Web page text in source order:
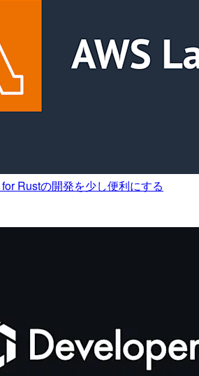
Rustの開発を少し便利にする